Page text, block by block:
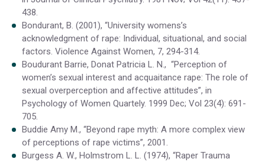
438.
Bondurant, B. (2001), “University womens’s
acknowledgment of rape: Individual, situational, and social
factors. Violence Against Women, 7, 294-314.
Boudurant Barrie, Donat Patricia L. N., “Perception of
women’s sexual interest and acquaitance rape: The role of
sexual overperception and affective attitudes”, in
Psychology of Women Quartely. 1999 Dec; Vol 23(4): 691-
705.
Buddie Amy M., “Beyond rape myth: A more complex view
of perceptions of rape victims”, 2001.
Burgess A. W., Holmstrom L. L. (1974), “Raper Trauma